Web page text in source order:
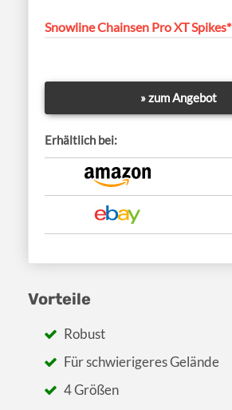
Snowline Chainsen Pro XT Spikes*
» zum Angebot
Erhältlich bei:
Vorteile
Robust
Für schwierigeres Gelände
4 Größen